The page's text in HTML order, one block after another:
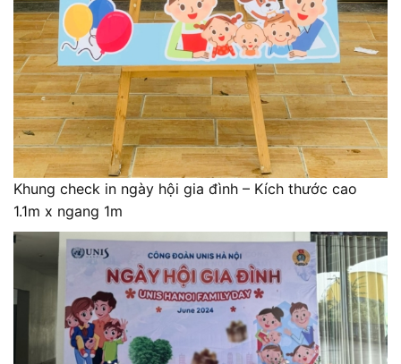
Khung check in ngày hội gia đình – Kích thước cao
1.1m x ngang 1m